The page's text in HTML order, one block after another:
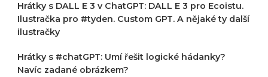
Hrátky s DALL E 3 v ChatGPT: DALL E 3 pro Ecoistu.
Ilustračka pro #tyden. Custom GPT. A nějaké ty další
ilustračky
Hrátky s #chatGPT: Umí řešit logické hádanky?
Navíc zadané obrázkem?